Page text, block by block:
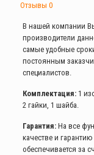
Отзывы 0
В нашей компании
производители
самые удобные
постоянным
специалистов.
Комплектация:1
2 гайки, 1 шайба.
Гарантия:На все
качестве и
обеспечивается за